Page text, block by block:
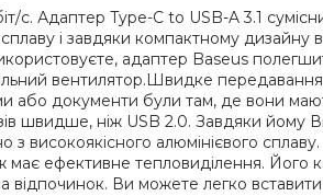
Адаптер Type-C to USB-A 3.1
і завдяки компактному
адаптер Baseus
вентилятор.Швидке
або документи були там, де вони
швидше, ніж USB 2.0. Завдяки йому
алюмінієвого
ефективне тепловиділення. Його
Ви можете легко